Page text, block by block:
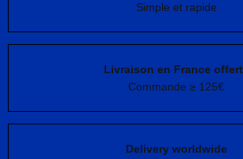
Simple et rapide
Livraison en France
Commande ≥ 125€
Delivery worldwide